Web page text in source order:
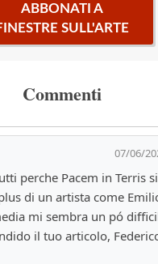
ABBONATI A
SULL'ARTE
Commenti
07/06/
perche Pacem in Terris
di un artista come
mi sembra un pó
il tuo articolo,